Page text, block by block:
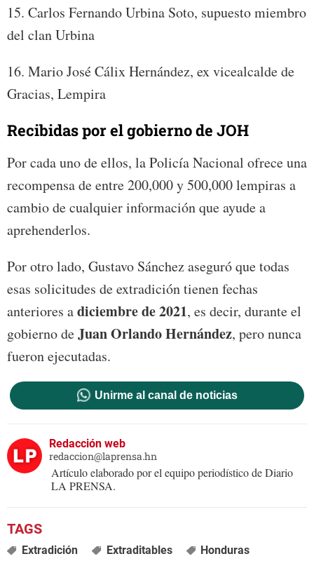
15. Carlos Fernando Urbina Soto, supuesto miembro
del clan Urbina
16. Mario José Cálix Hernández, ex vicealcalde de
Gracias, Lempira
Recibidas por el gobierno de JOH
Por cada uno de ellos, la Policía Nacional ofrece una
recompensa de entre 200,000 y 500,000 lempiras a
cambio de cualquier información que ayude a
aprehenderlos.
Por otro lado, Gustavo Sánchez aseguró que todas
esas solicitudes de extradición tienen fechas
anteriores adiciembre de 2021, es decir, durante el
gobierno deJuan Orlando Hernández, pero nunca
fueron ejecutadas.
Unirme al canal de noticias
Redacción web
redaccion@laprensa.hn
Artículo elaborado por el equipo periodístico de Diario
LA PRENSA.
Extradición Extraditables
Honduras